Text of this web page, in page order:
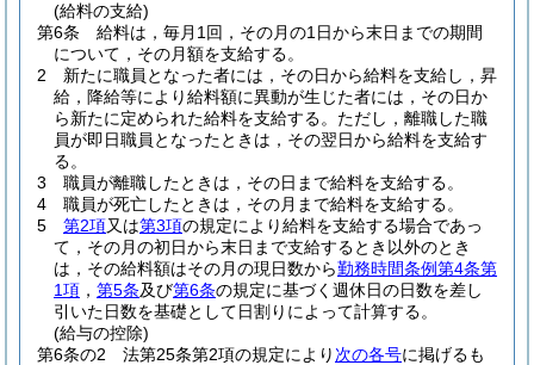
(給料の支給)
第6条
給料は，毎月1回，その月の1日から末日までの期間
について，その月額を支給する。
2
新たに職員となった者には，その日から給料を支給し，昇
給，降給等により給料額に異動が生じた者には，その日か
ら新たに定められた給料を支給する。 ただし，離職した職
員が即日職員となったときは，その翌日から給料を支給す
る。
3
職員が離職したときは，その日まで給料を支給する。
4
職員が死亡したときは，その月まで給料を支給する。
5
第2項又は第3項の規定により給料を支給する場合であっ
て，その月の初日から末日まで支給するとき以外のとき
は，その給料額はその月の現日数から勤務時間条例第4条第
1項 ， 第5条及び第6条の規定に基づく週休日の日数を差し
引いた日数を基礎として日割りによって計算する。
(給与の控除)
第6条の2
法第25条第2項の規定により 次の各号に掲げるも